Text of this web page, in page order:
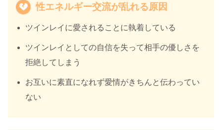
性エネルギー交流が乱れる原因
ツインレイに愛されることに執着している
ツインレイとしての自信を失って相手の優しさを
拒絶してしまう
お互いに素直になれず愛情がきちんと伝わってい
ない